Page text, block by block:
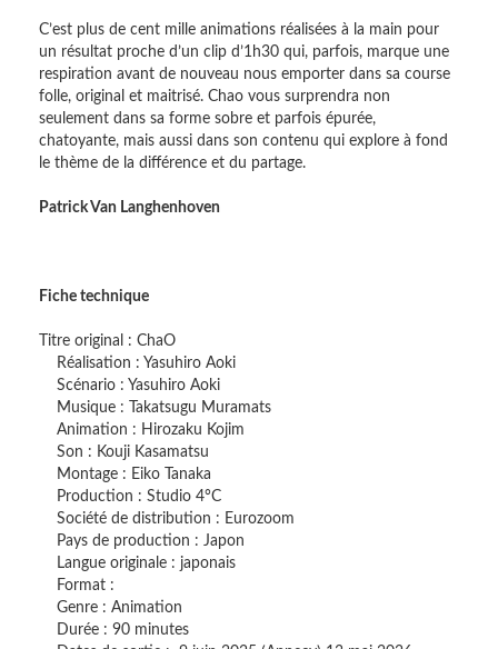
C’est plus de cent mille animations réalisées à la main pour
un résultat proche d’un clip d’1h30 qui, parfois, marque une
respiration avant de nouveau nous emporter dans sa course
folle, original et maitrisé. Chao vous surprendra non
seulement dans sa forme sobre et parfois épurée,
chatoyante, mais aussi dans son contenu qui explore à fond
le thème de la différence et du partage.
Patrick Van Langhenhoven
Fiche technique
Titre original : ChaO
Réalisation : Yasuhiro Aoki
Scénario : Yasuhiro Aoki
Musique : Takatsugu Muramats
Animation : Hirozaku Kojim
Son : Kouji Kasamatsu
Montage : Eiko Tanaka
Production : Studio 4°C
Société de distribution : Eurozoom
Pays de production : Japon
Langue originale : japonais
Format :
Genre : Animation
Durée : 90 minutes